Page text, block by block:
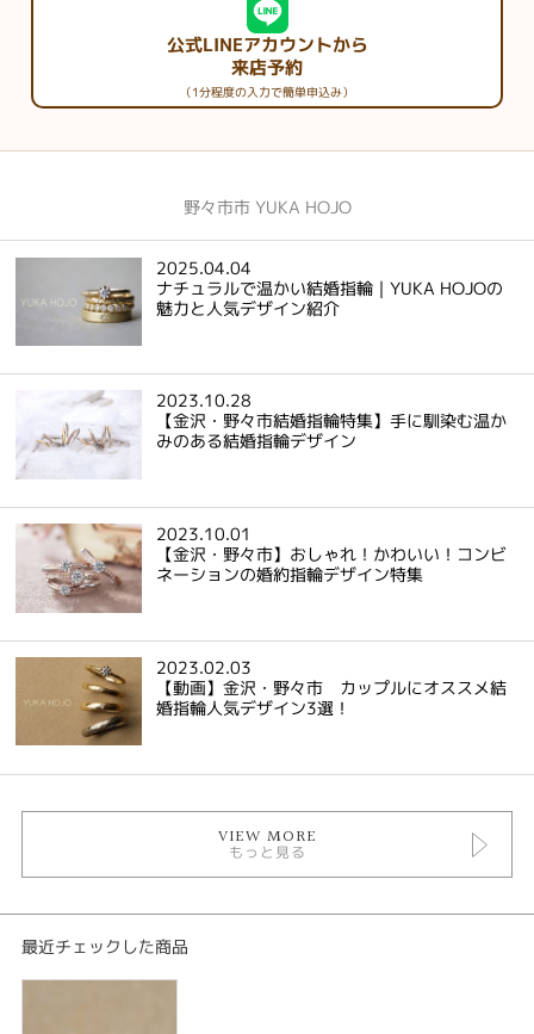
公式LINEアカウントから
来店予約
（1分程度の入力で簡単申込み）
野々市市 YUKA HOJO
2025.04.04
ナチュラルで温かい結婚指輪｜YUKA HOJOの
魅力と人気デザイン紹介
2023.10.28
【金沢・野々市結婚指輪特集】手に馴染む温か
みのある結婚指輪デザイン
2023.10.01
【金沢・野々市】おしゃれ！かわいい！コンビ
ネーションの婚約指輪デザイン特集
2023.02.03
【動画】金沢・野々市 カップルにオススメ結
婚指輪人気デザイン3選！
VIEW MORE
もっと見る
最近チェックした商品